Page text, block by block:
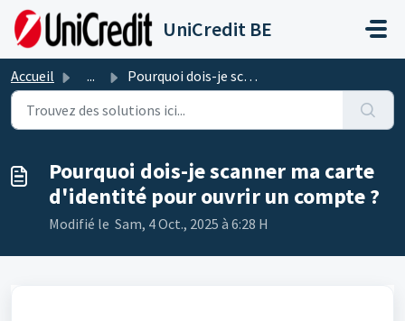
Passer au contenu principal
UniCredit BE
Accueil ... Pourquoi dois-je scanner ma carte d'identité pour ouv...
Pourquoi dois-je scanner ma carte
d'identité pour ouvrir un compte ?
Modifié le Sam, 4 Oct., 2025 à 6:28 H